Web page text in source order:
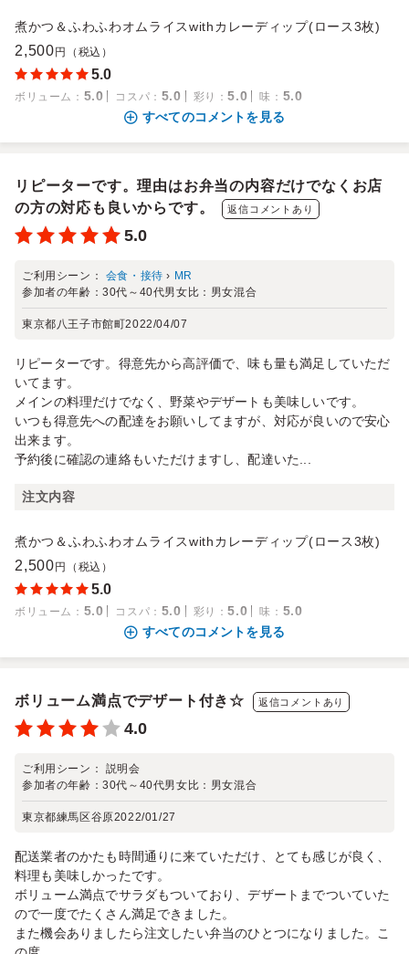
煮かつ＆ふわふわオムライスwithカレーディップ(ロース3枚)
2,500 円（税込）
5.0
ボリューム ： 5.0 コスパ ： 5.0 彩り ：5.0 味 ： 5.0
すべてのコメントを見る
リピーターです。理由はお弁当の内容だけでなくお店
の方の対応も良いからです。
返信コメントあり
5.0
ご利用シーン： 会食・接待 › MR
参加者の年齢：30代～40代男女比： 男女混合
東京都八王子市館町2022/04/07
リピーターです。得意先から高評価で、味も量も満足していただ
いてます。
メインの料理だけでなく、野菜やデザートも美味しいです。
いつも得意先への配達をお願いしてますが、対応が良いので安心
出来ます。
予約後に確認の連絡もいただけますし、配達いた...
注文内容
煮かつ＆ふわふわオムライスwithカレーディップ(ロース3枚)
2,500 円（税込）
5.0
ボリューム ： 5.0 コスパ ： 5.0 彩り ：5.0 味 ： 5.0
すべてのコメントを見る
ボリューム満点でデザート付き☆ 返信コメントあり
4.0
ご利用シーン： 説明会
参加者の年齢：30代～40代男女比： 男女混合
東京都練馬区谷原2022/01/27
配送業者のかたも時間通りに来ていただけ、とても感じが良く、
料理も美味しかったです。
ボリューム満点でサラダもついており、デザートまでついていた
ので一度でたくさん満足できました。
また機会ありましたら注文したい弁当のひとつになりました。こ